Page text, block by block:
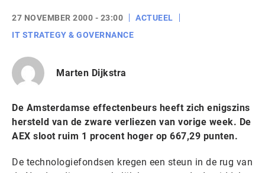
27 NOVEMBER 2000 - 23:00
ACTUEEL
IT STRATEGY & GOVERNANCE
Marten Dijkstra
De Amsterdamse effectenbeurs heeft zich enigszins
hersteld van de zware verliezen van vorige week. De
AEX sloot ruim 1 procent hoger op 667,29 punten.
De technologiefondsen kregen een steun in de rug van